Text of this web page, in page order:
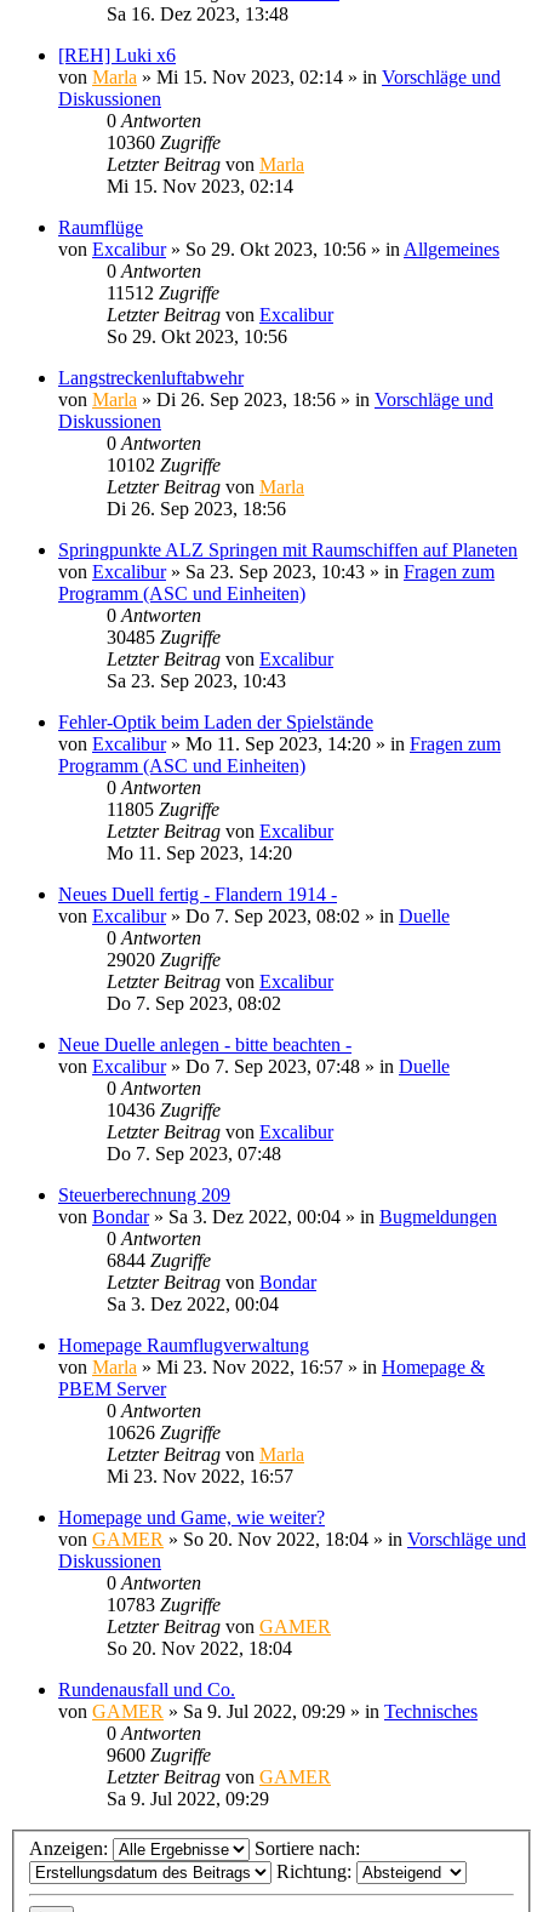
Sa 16. Dez 2023, 13:48
[REH] Luki x6
von Marla » Mi 15. Nov 2023, 02:14 » in Vorschläge und
Diskussionen
0 Antworten
10360 Zugriffe
Letzter Beitrag von Marla
Mi 15. Nov 2023, 02:14
Raumflüge
von Excalibur» So 29. Okt 2023, 10:56 » in Allgemeines
0 Antworten
11512 Zugriffe
Letzter Beitrag von Excalibur
So 29. Okt 2023, 10:56
Langstreckenluftabwehr
von Marla » Di 26. Sep 2023, 18:56 » in Vorschläge und
Diskussionen
0 Antworten
10102 Zugriffe
Letzter Beitrag von Marla
Di 26. Sep 2023, 18:56
Springpunkte ALZ Springen mit Raumschiffen auf Planeten
von Excalibur» Sa 23. Sep 2023, 10:43 » in Fragen zum
Programm (ASC und Einheiten)
0 Antworten
30485 Zugriffe
Letzter Beitrag von Excalibur
Sa 23. Sep 2023, 10:43
Fehler-Optik beim Laden der Spielstände
von Excalibur» Mo 11. Sep 2023, 14:20 » in Fragen zum
Programm (ASC und Einheiten)
0 Antworten
11805 Zugriffe
Letzter Beitrag von Excalibur
Mo 11. Sep 2023, 14:20
Neues Duell fertig - Flandern 1914 -
von Excalibur» Do 7. Sep 2023, 08:02 » in Duelle
0 Antworten
29020 Zugriffe
Letzter Beitrag von Excalibur
Do 7. Sep 2023, 08:02
Neue Duelle anlegen - bitte beachten -
von Excalibur» Do 7. Sep 2023, 07:48 » in Duelle
0 Antworten
10436 Zugriffe
Letzter Beitrag von Excalibur
Do 7. Sep 2023, 07:48
Steuerberechnung 209
von Bondar» Sa 3. Dez 2022, 00:04 » in Bugmeldungen
0 Antworten
6844 Zugriffe
Letzter Beitrag von Bondar
Sa 3. Dez 2022, 00:04
Homepage Raumflugverwaltung
von Marla » Mi 23. Nov 2022, 16:57 » in Homepage &
PBEM Server
0 Antworten
10626 Zugriffe
Letzter Beitrag von Marla
Mi 23. Nov 2022, 16:57
Homepage und Game, wie weiter?
von GAMER » So 20. Nov 2022, 18:04 » in Vorschläge und
Diskussionen
0 Antworten
10783 Zugriffe
Letzter Beitrag von GAMER
So 20. Nov 2022, 18:04
Rundenausfall und Co.
von GAMER » Sa 9. Jul 2022, 09:29 » in Technisches
0 Antworten
9600 Zugriffe
Letzter Beitrag von GAMER
Sa 9. Jul 2022, 09:29
Anzeigen:
Sortiere nach:
Richtung: